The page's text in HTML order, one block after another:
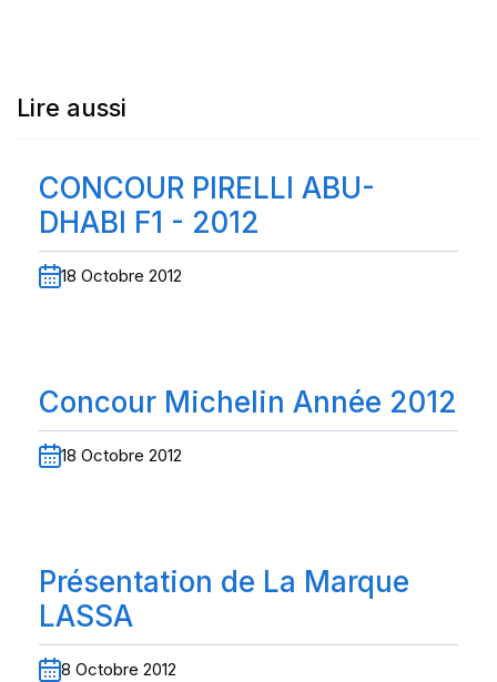
Lire aussi
CONCOUR PIRELLI ABU-
DHABI F1 - 2012
18 Octobre 2012
Concour Michelin Année 2012
18 Octobre 2012
Présentation de La Marque
LASSA
8 Octobre 2012